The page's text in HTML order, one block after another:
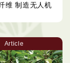
维 制造无人机
Article